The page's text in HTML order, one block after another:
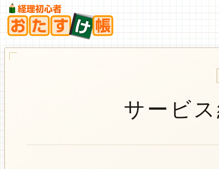
サービ